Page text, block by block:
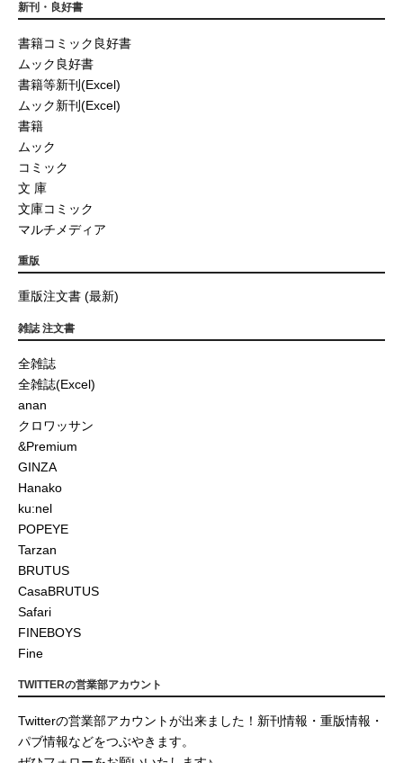
新刊・良好書
書籍コミック良好書
ムック良好書
書籍等新刊(Excel)
ムック新刊(Excel)
書籍
ムック
コミック
文 庫
文庫コミック
マルチメディア
重版
重版注文書 (最新)
雑誌 注文書
全雑誌
全雑誌(Excel)
anan
クロワッサン
&Premium
GINZA
Hanako
ku:nel
POPEYE
Tarzan
BRUTUS
CasaBRUTUS
Safari
FINEBOYS
Fine
TWITTERの営業部アカウント
Twitterの営業部アカウントが出来ました！新刊情報・重版情報・
パブ情報などをつぶやきます。